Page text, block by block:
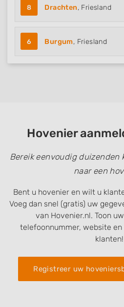
8 Drachten, Friesland
6 Burgum, Friesland
Hovenier
Bereik eenvoudig duizenden
naar een
Bent u hovenier en wilt u
Voeg dan snel (gratis) uw
van Hovenier.nl. Toon
telefoonnummer, website
klanten!
Registreer uw